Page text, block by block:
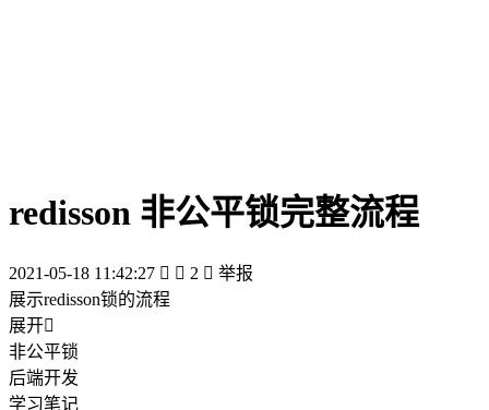
redisson 非公平锁完整流程
2021-05-18 11:42:27   2  举报
展示redisson锁的流程
展开
非公平锁
后端开发
学习笔记